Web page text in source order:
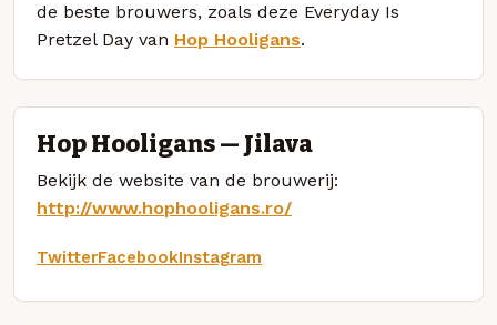
de beste brouwers, zoals deze Everyday Is
Pretzel Day van Hop Hooligans.
Hop Hooligans — Jilava
Bekijk de website van de brouwerij:
http://www.hophooligans.ro/
TwitterFacebookInstagram